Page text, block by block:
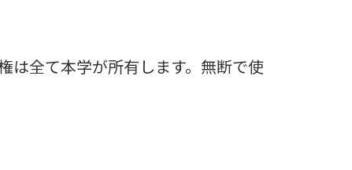
は全て本学が所有します。無断で使